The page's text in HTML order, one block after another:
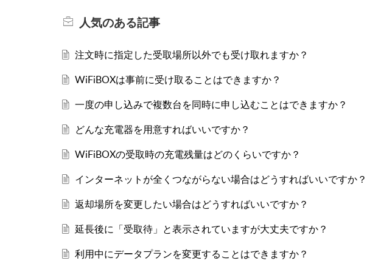
人気のある記事
注文時に指定した受取場所以外でも受け取れますか？
WiFiBOXは事前に受け取ることはできますか？
一度の申し込みで複数台を同時に申し込むことはできますか？
どんな充電器を用意すればいいですか？
WiFiBOXの受取時の充電残量はどのくらいですか？
インターネットが全くつながらない場合はどうすればいいですか？
返却場所を変更したい場合はどうすればいいですか？
延長後に「受取待」と表示されていますが大丈夫ですか？
利用中にデータプランを変更することはできますか？